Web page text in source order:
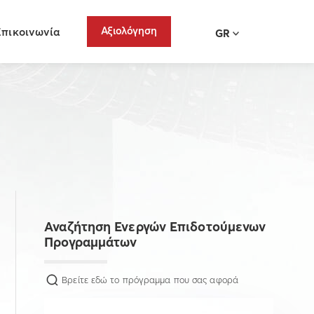
Αξιολόγηση GR
Αναζήτηση Ενεργών Επιδοτούμενων
Προγραμμάτων
Βρείτε εδώ το πρόγραμμα που σας αφορά